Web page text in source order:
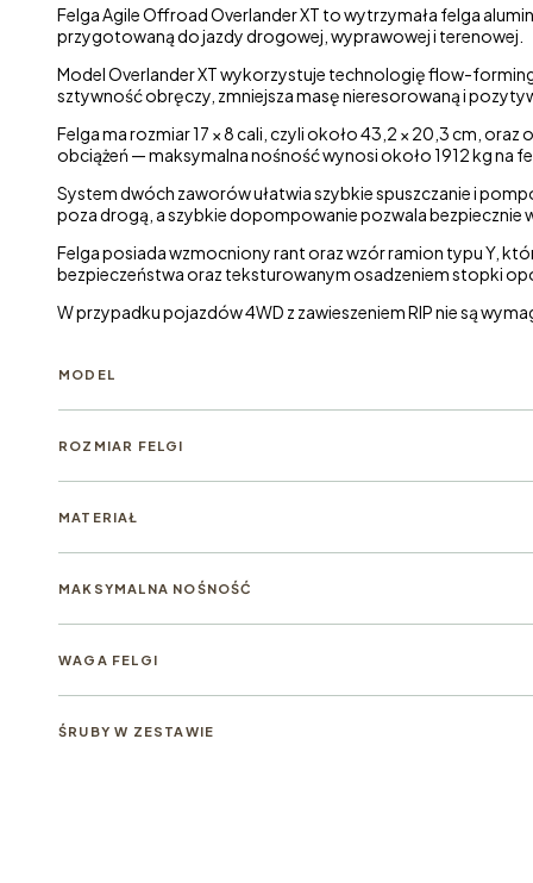
Felga Agile Offroad Overlander XT to wytrzymała felga
przygotowaną do jazdy drogowej, wyprawowej i terenowej.
Model Overlander XT wykorzystuje technologię flow-
sztywność obręczy, zmniejsza masę nieresorowaną i
Felga ma rozmiar 17 × 8 cali, czyli około 43,2 × 20,3 cm,
obciążeń — maksymalna nośność wynosi około 1912 kg na
System dwóch zaworów ułatwia szybkie spuszczanie i
poza drogą, a szybkie dopompowanie pozwala bezpiecznie
Felga posiada wzmocniony rant oraz wzór ramion typu Y,
bezpieczeństwa oraz teksturowanym osadzeniem stopki
W przypadku pojazdów 4WD z zawieszeniem RIP nie są
MODEL
ROZMIAR FELGI
MATERIAŁ
MAKSYMALNA NOŚNOŚĆ
WAGA FELGI
ŚRUBY W ZESTAWIE